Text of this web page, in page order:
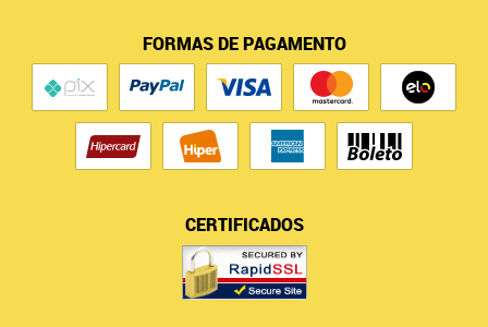
FORMAS DE PAGAMENTO
CERTIFICADOS